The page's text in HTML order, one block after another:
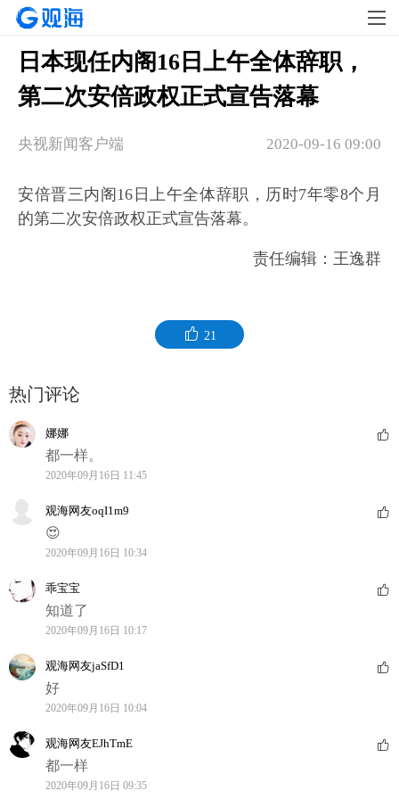
日本现任内阁16日上午全体辞职，
第二次安倍政权正式宣告落幕
2020-09-16 09:00
央视新闻客户端
安倍晋三内阁16日上午全体辞职，历时7年零8个月
的第二次安倍政权正式宣告落幕。
责任编辑：王逸群
21
热门评论
娜娜
都一样。
2020年09月16日 11:45
观海网友oqI1m9
😍
2020年09月16日 10:34
乖宝宝
知道了
2020年09月16日 10:17
观海网友jaSfD1
好
2020年09月16日 10:04
观海网友EJhTmE
都一样
2020年09月16日 09:35